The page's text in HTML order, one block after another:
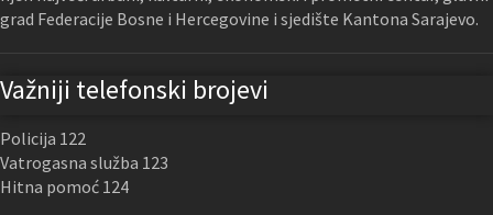
grad Federacije Bosne i Hercegovine i sjedište Kantona Sarajevo.
Važniji telefonski brojevi
Policija 122
Vatrogasna služba 123
Hitna pomoć 124